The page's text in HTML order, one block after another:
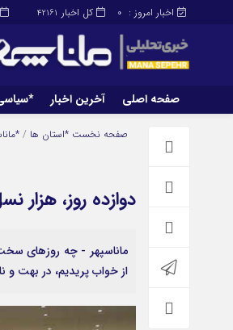
کل اخبار 42161 اخبار امروز : 0
صفحه اصلی آخرین اخبار
صفحه اصلیصفحه نخست *استان ها /
دوازده روز،
ماناسپهر - چه روزهای
از خواب پریدیم، در بهت